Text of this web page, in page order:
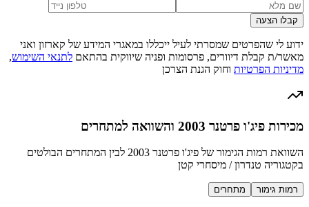
קבלו הצעה
ידוע לי שהפרטים שמסרתי לעיל ייכללו במאגרי המידע של קארזון ואני
מאשר/ת קבלת דיוורים, פרסומות ופניה שיווקית בהתאם לתנאי השימוש,
מדיניות הפרטיות וחוק הגנת הצרכן
מכירות פיג'ו פרטנר 2003 והשוואה למתחרים
השוואת רמות הגימור של פיג'ו פרטנר 2003 לבין המתחרים הבולטים
בקטגוריה טנדרון / מיסחרי קטן
רמות גימור מתחרים